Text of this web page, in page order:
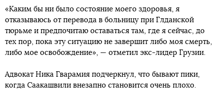
«Каким бы ни было состояние моего здоровья, я
отказываюсь от перевода в больницу при Глданской
тюрьме и предпочитаю оставаться там, где я сейчас, до
тех пор, пока эту ситуацию не завершит либо моя смерть,
либо мое освобождение», — отметил экс-лидер Грузии.
Адвокат Ника Гварамия подчеркнул, что бывают пики,
когда Саакашвили внезапно становится очень плохо.